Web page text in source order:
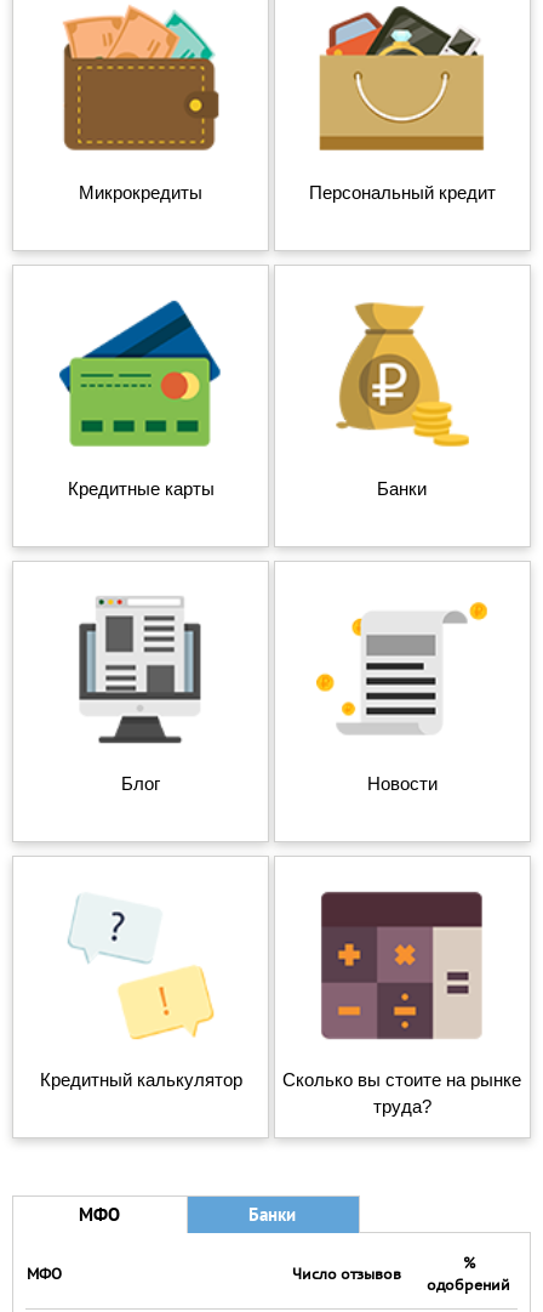
Микрокредиты Персональный кредит
Кредитные карты Банки
Блог Новости
Кредитный калькулятор
Сколько вы стоите на рынке
труда?
МФО Банки
МФО Число отзывов
%
одобрений